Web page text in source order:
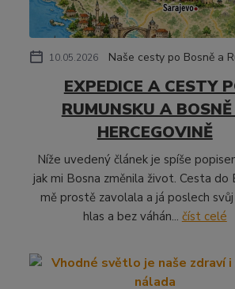
10.05.2026 Naše cesty po Bosně a
EXPEDICE A CESTY
RUMUNSKU A
HERCEGOVINĚ
Níže uvedený článek je spíše
jak mi Bosna změnila život. Cesta do
mě prostě zavolala a já poslech
hlas a bez váhán... číst celé